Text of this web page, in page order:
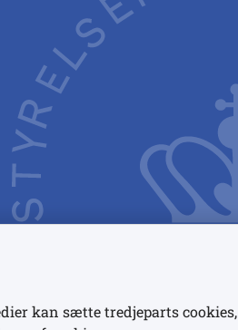
kan sætte tredjeparts cookies,